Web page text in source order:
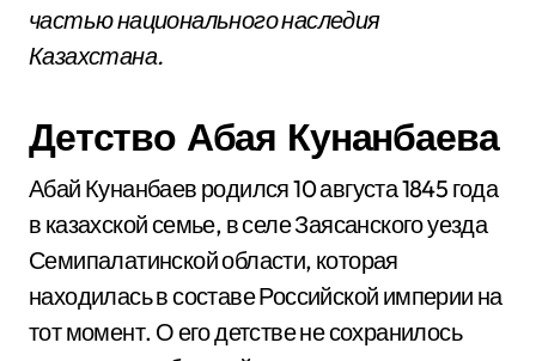
частью национального наследия
Казахстана.
Детство Абая Кунанбаева
Абай Кунанбаев родился 10 августа 1845 года
в казахской семье, в селе Заясанского уезда
Семипалатинской области, которая
находилась в составе Российской империи на
тот момент. О его детстве не сохранилось